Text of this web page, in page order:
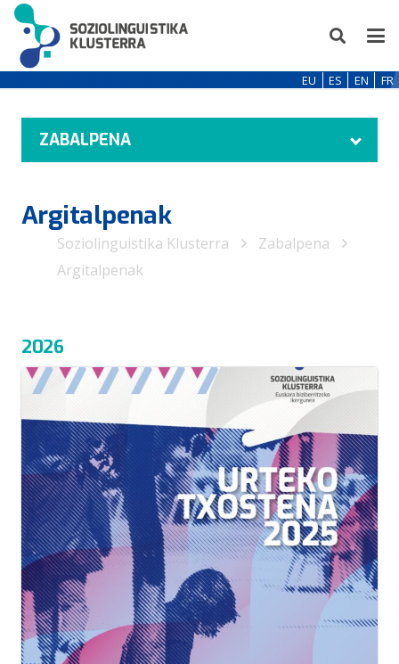
EU ES EN FR
ZABALPENA
Argitalpenak
Soziolinguistika Klusterra
Zabalpena
Argitalpenak
2026